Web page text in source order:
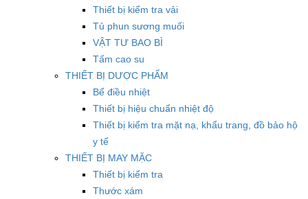
Thiết bị kiểm tra vải
Tủ phun sương muối
VẬT TƯ BAO BÌ
Tấm cao su
THIẾT BỊ DƯỢC PHẨM
Bể điều nhiệt
Thiết bị hiệu chuẩn nhiệt độ
Thiết bị kiểm tra mặt nạ, khẩu trang, đồ bảo hộ
y tế
THIẾT BỊ MAY MẶC
Thiết bị kiểm tra
Thước xám